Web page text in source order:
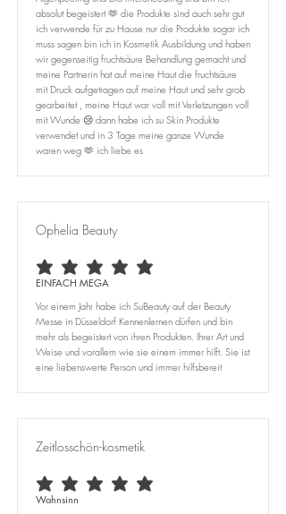
absolut begeistert 🫶 die Produkte sind auch sehr gut
ich verwende für zu Hause nur die Produkte sogar ich
muss sagen bin ich in Kosmetik Ausbildung und haben
wir gegenseitig fruchtsäure Behandlung gemacht und
meine Partnerin hat auf meine Haut die fruchtsäure
mit Druck aufgetragen auf meine Haut und sehr grob
gearbeitet , meine Haut war voll mit Verletzungen voll
mit Wunde 😢 dann habe ich su Skin Produkte
verwendet und in 3 Tage meine ganze Wunde
waren weg 🫶 ich liebe es
Ophelia Beauty
average rating is 5 out of 5
EINFACH MEGA
Vor einem Jahr habe ich SuBeauty auf der Beauty
Messe in Düsseldorf Kennenlernen dürfen und bin
mehr als begeistert von ihren Produkten. Ihrer Art und
Weise und vorallem wie sie einem immer hilft. Sie ist
eine liebenswerte Person und immer hilfsbereit
Zeitlosschön-kosmetik
average rating is 5 out of 5
Wahnsinn